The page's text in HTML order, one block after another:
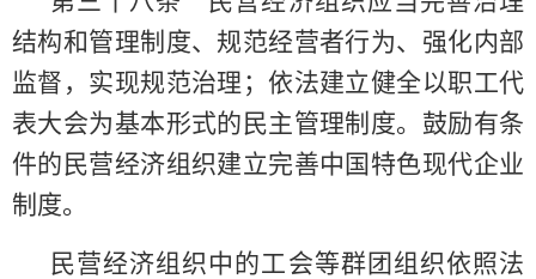
结构和管理制度、规范经营者行为、强化内部
监督，实现规范治理；依法建立健全以职工代
表大会为基本形式的民主管理制度。鼓励有条
件的民营经济组织建立完善中国特色现代企业
制度。
民营经济组织中的工会等群团组织依照法